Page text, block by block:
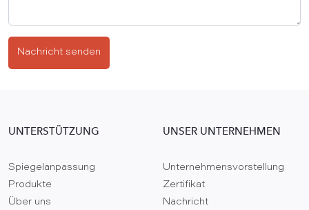
Nachricht senden
UNTERSTÜTZUNG
Spiegelanpassung
Produkte
Über uns
UNSER UNTERNEHMEN
Unternehmensvorstellung
Zertifikat
Nachricht